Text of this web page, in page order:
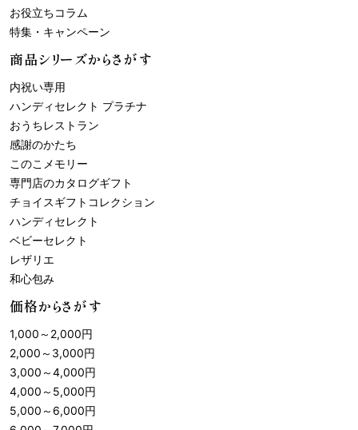
お役立ちコラム
特集・キャンペーン
商品シリーズからさがす
内祝い専用
ハンディセレクト プラチナ
おうちレストラン
感謝のかたち
このこメモリー
専門店のカタログギフト
チョイスギフトコレクション
ハンディセレクト
ベビーセレクト
レザリエ
和心包み
価格からさがす
1,000 ～ 2,000円
2,000 ～ 3,000円
3,000 ～4,000円
4,000 ～ 5,000円
5,000 ～ 6,000円